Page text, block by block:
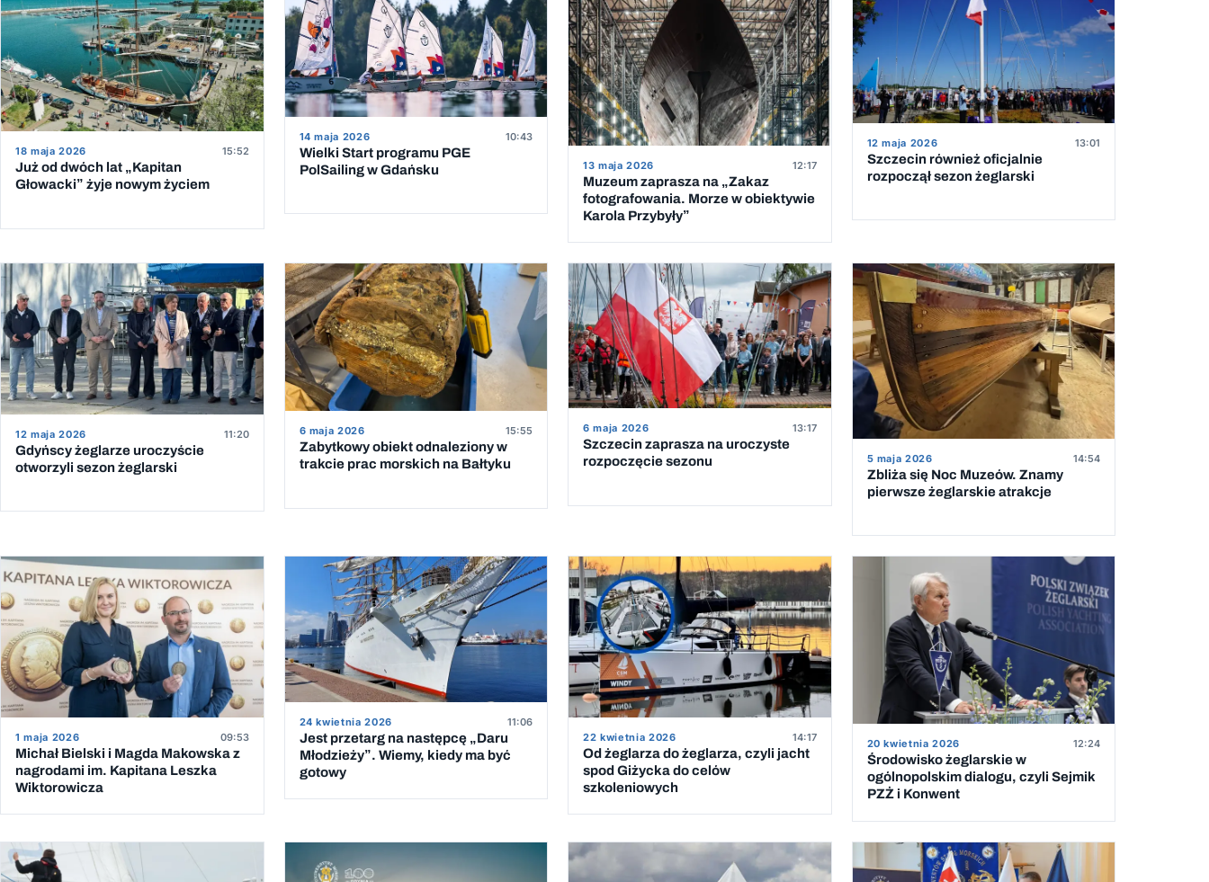
18 maja 2026 15:52
Już od dwóch lat „Kapitan
Głowacki” żyje nowym życiem
14 maja 2026 10:43
Wielki Start programu PGE
PolSailing w Gdańsku
13 maja 2026 12:17
Muzeum zaprasza na „Zakaz
fotografowania. Morze w obiektywie
Karola Przybyły”
12 maja 2026 13:01
Szczecin również oficjalnie
rozpoczął sezon żeglarski
12 maja 2026 11:20
Gdyńscy żeglarze uroczyście
otworzyli sezon żeglarski
6 maja 2026 15:55
Zabytkowy obiekt odnaleziony w
trakcie prac morskich na Bałtyku
6 maja 2026 13:17
Szczecin zaprasza na uroczyste
rozpoczęcie sezonu
5 maja 2026 14:54
Zbliża się Noc Muzeów. Znamy
pierwsze żeglarskie atrakcje
1 maja 2026 09:53
Michał Bielski i Magda Makowska z
nagrodami im. Kapitana Leszka
Wiktorowicza
24 kwietnia 2026 11:06
Jest przetarg na następcę „Daru
Młodzieży”. Wiemy, kiedy ma być
gotowy
22 kwietnia 2026 14:17
Od żeglarza do żeglarza, czyli jacht
spod Giżycka do celów
szkoleniowych
20 kwietnia 2026 12:24
Środowisko żeglarskie w
ogólnopolskim dialogu, czyli Sejmik
PZŻ i Konwent